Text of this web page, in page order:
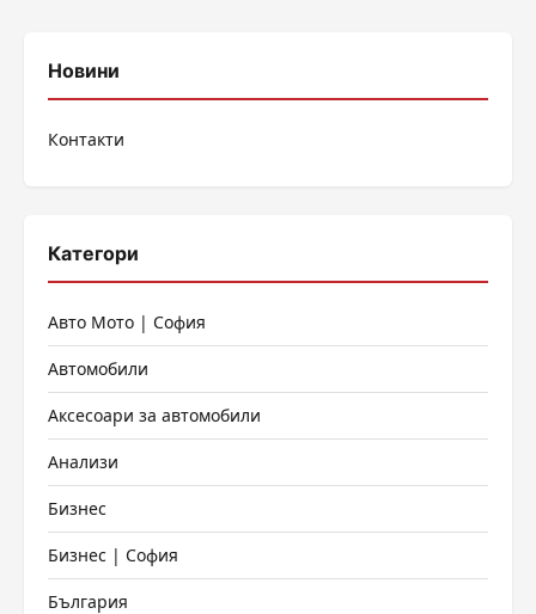
Новини
Контакти
Категори
Авто Мото | София
Автомобили
Аксесоари за автомобили
Анализи
Бизнес
Бизнес | София
България